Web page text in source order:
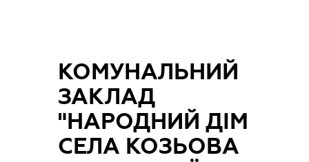
КОМУНАЛЬНИЙ
ЗАКЛАД
"НАРОДНИЙ ДІМ
СЕЛА КОЗЬОВА